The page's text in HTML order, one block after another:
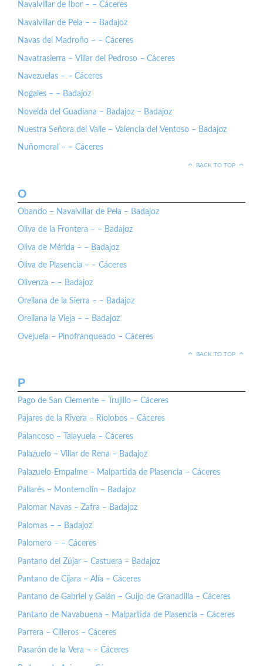
Navalvillar de Ibor – – Cáceres
Navalvillar de Pela – – Badajoz
Navas del Madroño – – Cáceres
Navatrasierra – Villar del Pedroso – Cáceres
Navezuelas – – Cáceres
Nogales – – Badajoz
Novelda del Guadiana – Badajoz – Badajoz
Nuestra Señora del Valle – Valencia del Ventoso – Badajoz
Nuñomoral – – Cáceres
BACK TO TOP
O
Obando – Navalvillar de Pela – Badajoz
Oliva de la Frontera – – Badajoz
Oliva de Mérida – – Badajoz
Oliva de Plasencia – – Cáceres
Olivenza – – Badajoz
Orellana de la Sierra – – Badajoz
Orellana la Vieja – – Badajoz
Ovejuela – Pinofranqueado – Cáceres
BACK TO TOP
P
Pago de San Clemente – Trujillo – Cáceres
Pajares de la Rivera – Riolobos – Cáceres
Palancoso – Talayuela – Cáceres
Palazuelo – Villar de Rena – Badajoz
Palazuelo-Empalme – Malpartida de Plasencia – Cáceres
Pallarés – Montemolín – Badajoz
Palomar Navas – Zafra – Badajoz
Palomas – – Badajoz
Palomero – – Cáceres
Pantano del Zújar – Castuera – Badajoz
Pantano de Cíjara – Alía – Cáceres
Pantano de Gabriel y Galán – Guijo de Granadilla – Cáceres
Pantano de Navabuena – Malpartida de Plasencia – Cáceres
Parrera – Cilleros – Cáceres
Pasarón de la Vera – – Cáceres